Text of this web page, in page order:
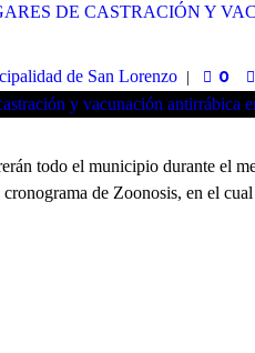
DE CASTRACIÓN Y
de San Lorenzo 0
todo el municipio durante el
de Zoonosis, en el